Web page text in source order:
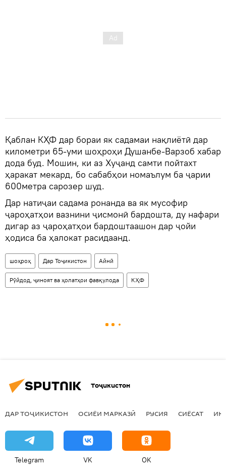
Қаблан КҲФ дар бораи як садамаи нақлиётӣ дар
километри 65-уми шоҳроҳи Душанбе-Варзоб хабар
дода буд. Мошин, ки аз Хуҷанд самти пойтахт
ҳаракат мекард, бо сабабҳои номаълум ба ҷарии
600метра сарозер шуд.
Дар натиҷаи садама ронанда ва як мусофир
ҷароҳатҳои вазнини ҷисмонӣ бардошта, ду нафари
дигар аз ҷароҳатҳои бардоштаашон дар ҷойи
ҳодиса ба ҳалокат расидаанд.
шоҳроҳ Дар Тоҷикистон Айнӣ
Рӯйдод, ҷиноят ва ҳолатҳои фавқулода КҲФ
Тоҷикистон
ДАР ТОҶИКИСТОН ОСИЁИ МАРКАЗӢ РУСИЯ СИЁСАТ
Telegram VK OK